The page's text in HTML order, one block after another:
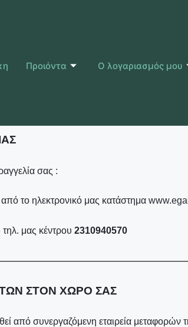
Προιόντα Ο λογαριασμός μου
σας :
το ηλεκτρονικό μας κατάστημα www.
μας κέντρου 2310940570
ΣΤΟΝ ΧΩΡΟ ΣΑΣ
από συνεργαζόμενη εταιρεία μεταφορών